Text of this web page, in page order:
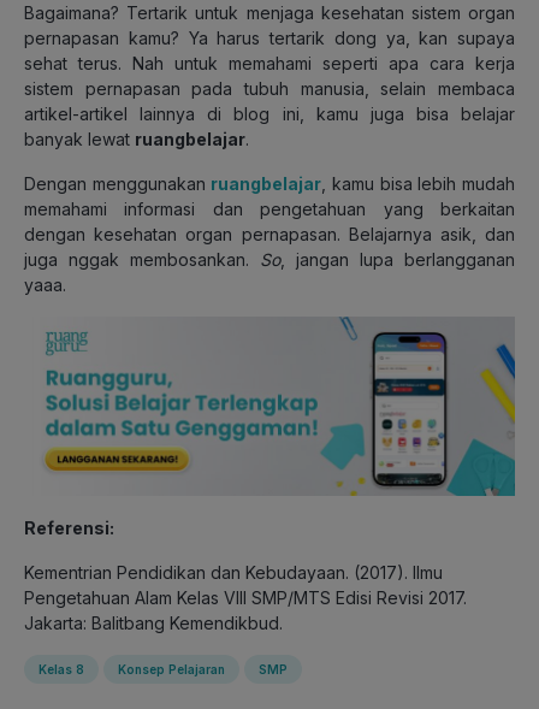
Bagaimana? Tertarik untuk menjaga kesehatan sistem organ
pernapasan kamu? Ya harus tertarik dong ya, kan supaya
sehat terus. Nah untuk memahami seperti apa cara kerja
sistem pernapasan pada tubuh manusia, selain membaca
artikel-artikel lainnya di blog ini, kamu juga bisa belajar
banyak lewat ruangbelajar.
Dengan menggunakan ruangbelajar , kamu bisa lebih mudah
memahami informasi dan pengetahuan yang berkaitan
dengan kesehatan organ pernapasan. Belajarnya asik, dan
juga nggak membosankan. So, jangan lupa berlangganan
yaaa.
Referensi:
Kementrian Pendidikan dan Kebudayaan. (2017). Ilmu
Pengetahuan Alam Kelas VIII SMP/MTS Edisi Revisi 2017.
Jakarta: Balitbang Kemendikbud.
Kelas 8 Konsep Pelajaran SMP